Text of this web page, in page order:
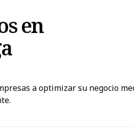
en
a optimizar su negocio